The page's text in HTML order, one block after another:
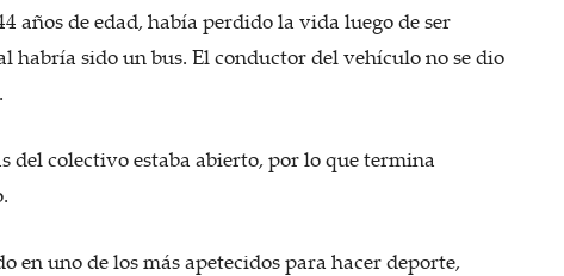
años de edad, había perdido la vida luego de ser
habría sido un bus. El conductor del vehículo no se dio
del colectivo estaba abierto, por lo que termina
en uno de los más apetecidos para hacer deporte,